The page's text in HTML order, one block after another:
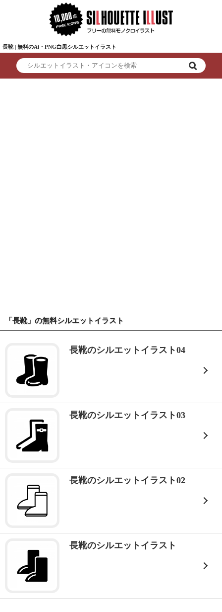
長靴 | 無料のAi・PNG白黒シルエットイラスト
「長靴」の無料シルエットイラスト
長靴のシルエットイラスト04
長靴のシルエットイラスト03
長靴のシルエットイラスト02
長靴のシルエットイラスト